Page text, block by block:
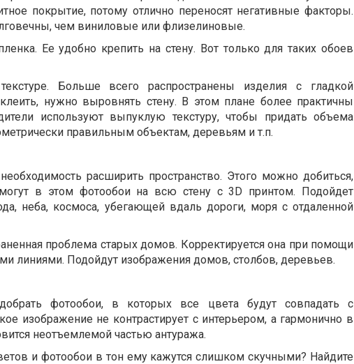
покрытие, потому отлично переносят негативные факторы.
чем виниловые или флизелиновые.
Ее удобно крепить на стену. Вот только для таких обоев
Больше всего распространены изделия с гладкой
нужно выровнять стену. В этом плане более практичны
используют выпуклую текстуру, чтобы придать объема
правильным объектам, деревьям и т.п.
расширить пространство. Этого можно добиться,
в этом фотообои на всю стену с 3D принтом. Подойдет
неба, космоса, убегающей вдаль дороги, моря с отдаленной
проблема старых домов. Корректируется она при помощи
линиями. Подойдут изображения домов, столбов, деревьев.
фотообои, в которых все цвета будут совпадать с
изображение не контрастирует с интерьером, а гармонично в
неотъемлемой частью антуража.
и фотообои в тон ему кажутся слишком скучными? Найдите